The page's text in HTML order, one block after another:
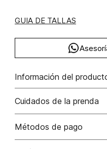
GUIA DE TALLAS
Información del
Sandalia plana orgánica con
Cuidados de la prenda
Métodos de pago